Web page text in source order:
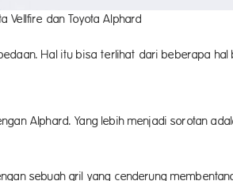
Vellfire dan Toyota Alphard
Hal itu bisa terlihat dari beberapa hal
Alphard. Yang lebih menjadi sorotan
sebuah gril yang cenderung